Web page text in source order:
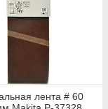
лента # 60